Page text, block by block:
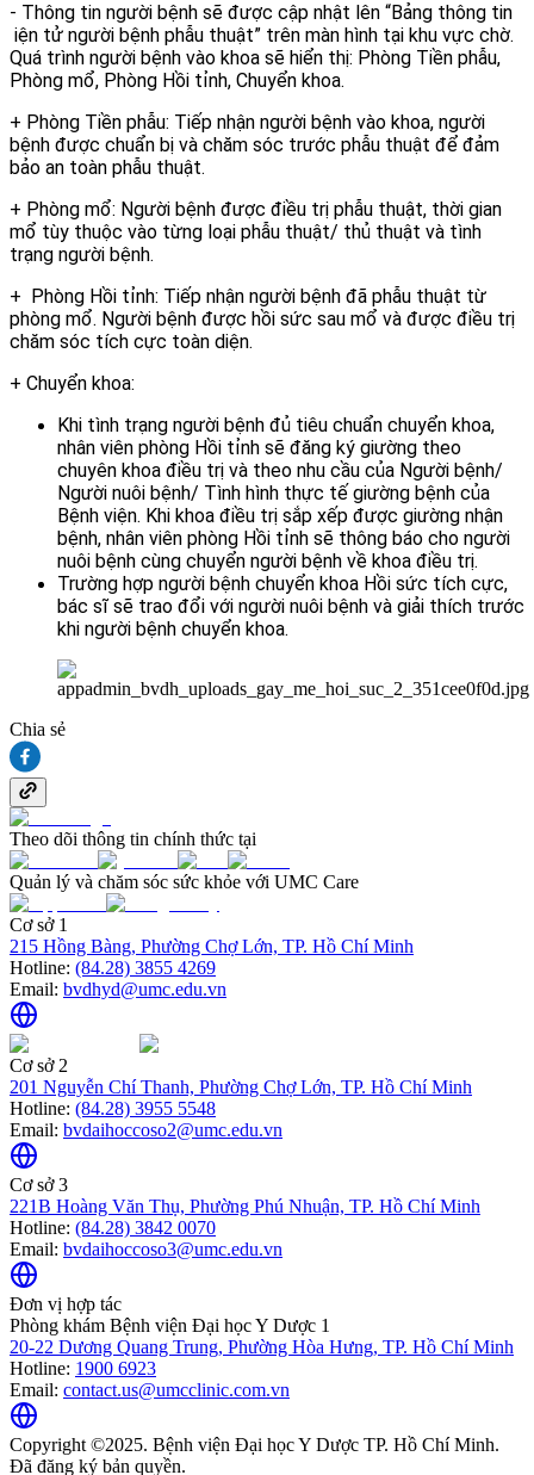
- Thông tin người bệnh sẽ được cập nhật lên “Bảng thông tin
iện tử người bệnh phẫu thuật” trên màn hình tại khu vực chờ.
Quá trình người bệnh vào khoa sẽ hiển thị: Phòng Tiền phẫu,
Phòng mổ, Phòng Hồi tỉnh, Chuyển khoa.
+ Phòng Tiền phẫu: Tiếp nhận người bệnh vào khoa, người
bệnh được chuẩn bị và chăm sóc trước phẫu thuật để đảm
bảo an toàn phẫu thuật.
+ Phòng mổ: Người bệnh được điều trị phẫu thuật, thời gian
mổ tùy thuộc vào từng loại phẫu thuật/ thủ thuật và tình
trạng người bệnh.
+ Phòng Hồi tỉnh: Tiếp nhận người bệnh đã phẫu thuật từ
phòng mổ. Người bệnh được hồi sức sau mổ và được điều trị
chăm sóc tích cực toàn diện.
+ Chuyển khoa:
Khi tình trạng người bệnh đủ tiêu chuẩn chuyển khoa,
nhân viên phòng Hồi tỉnh sẽ đăng ký giường theo
chuyên khoa điều trị và theo nhu cầu của Người bệnh/
Người nuôi bệnh/ Tình hình thực tế giường bệnh của
Bệnh viện. Khi khoa điều trị sắp xếp được giường nhận
bệnh, nhân viên phòng Hồi tỉnh sẽ thông báo cho người
nuôi bệnh cùng chuyển người bệnh về khoa điều trị.
Trường hợp người bệnh chuyển khoa Hồi sức tích cực,
bác sĩ sẽ trao đổi với người nuôi bệnh và giải thích trước
khi người bệnh chuyển khoa.
Chia sẻ
Theo dõi thông tin chính thức tại
Quản lý và chăm sóc sức khỏe với UMC Care
Cơ sở 1
215 Hồng Bàng, Phường Chợ Lớn, TP. Hồ Chí Minh
Hotline: (84.28) 3855 4269
Email: bvdhyd@umc.edu.vn
Cơ sở 2
201 Nguyễn Chí Thanh, Phường Chợ Lớn, TP. Hồ Chí Minh
Hotline: (84.28) 3955 5548
Email: bvdaihoccoso2@umc.edu.vn
Cơ sở 3
221B Hoàng Văn Thụ, Phường Phú Nhuận, TP. Hồ Chí Minh
Hotline: (84.28) 3842 0070
Email: bvdaihoccoso3@umc.edu.vn
Đơn vị hợp tác
Phòng khám Bệnh viện Đại học Y Dược 1
20-22 Dương Quang Trung, Phường Hòa Hưng, TP. Hồ Chí Minh
Hotline: 1900 6923
Email: contact.us@umcclinic.com.vn
Copyright ©2025. Bệnh viện Đại học Y Dược TP. Hồ Chí Minh.
Đã đăng ký bản quyền.